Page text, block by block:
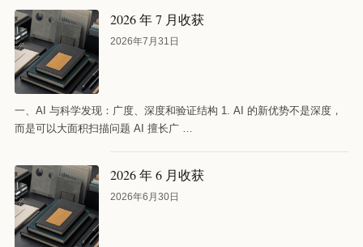
2026 年 7 月收获
2026年7月31日
一、AI 与科学发现：广度、深度和验证结构 1. AI 的新优势不是深度，
而是可以大面积扫描问题 AI 擅长广 …
2026 年 6 月收获
2026年6月30日